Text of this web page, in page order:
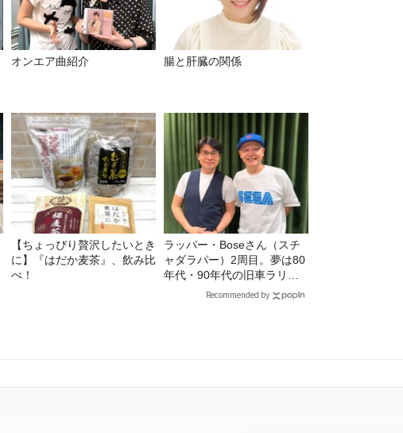
オンエア曲紹介 腸と肝臓の関係
【ちょっぴり贅沢したいとき
に】『はだか麦茶』、飲み比
べ！
ラッパー・Boseさん（スチ
ャダラパー）2周目。夢は80
年代・90年代の旧車ラリ
Recommended by